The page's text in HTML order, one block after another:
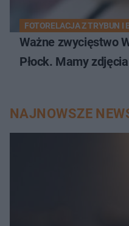
FOTORELACJA Z TRYBUN I
Ważne zwycięstwo
Płock. Mamy
NAJNOWSZE